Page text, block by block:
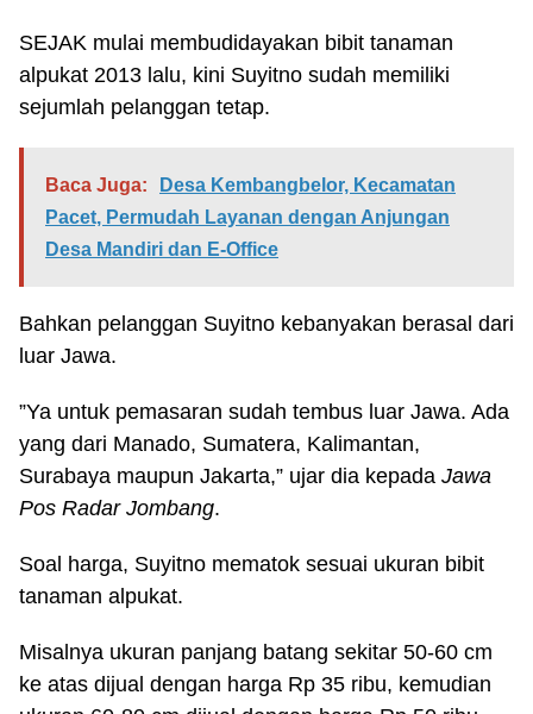
SEJAK mulai membudidayakan bibit tanaman
alpukat 2013 lalu, kini Suyitno sudah memiliki
sejumlah pelanggan tetap.
Baca Juga:
Desa Kembangbelor, Kecamatan
Pacet, Permudah Layanan dengan Anjungan
Desa Mandiri dan E-Office
Bahkan pelanggan Suyitno kebanyakan berasal dari
luar Jawa.
”Ya untuk pemasaran sudah tembus luar Jawa. Ada
yang dari Manado, Sumatera, Kalimantan,
Surabaya maupun Jakarta,” ujar dia kepada Jawa
Pos Radar Jombang.
Soal harga, Suyitno mematok sesuai ukuran bibit
tanaman alpukat.
Misalnya ukuran panjang batang sekitar 50-60 cm
ke atas dijual dengan harga Rp 35 ribu, kemudian